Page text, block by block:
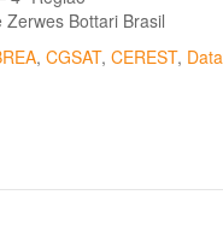
Bottari Brasil
, CGSAT, CEREST,